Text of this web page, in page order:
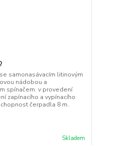
samonasávacím litinovým
nádobou a
spínačem. v provedení
zapínacího a vypínacího
čerpadla 8 m.
Skladem